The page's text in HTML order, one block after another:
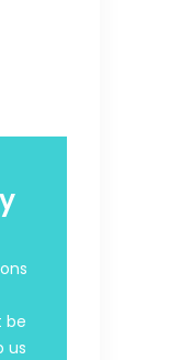
be
us